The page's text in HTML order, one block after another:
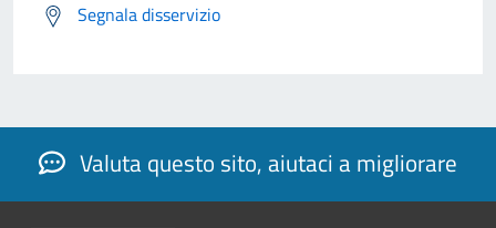
Segnala disservizio
Valuta questo sito, aiutaci a migliorare